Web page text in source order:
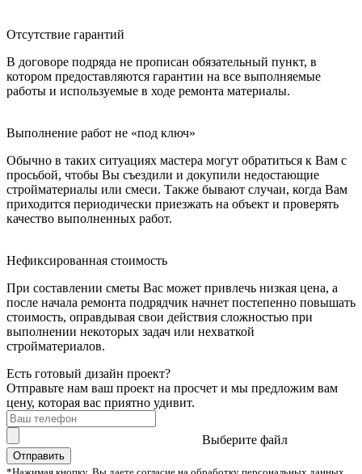
Отсутствие гарантий
В договоре подряда не прописан обязательный пункт, в
котором предоставляются гарантии на все выполняемые
работы и используемые в ходе ремонта материалы.
Выполнение работ не «под ключ»
Обычно в таких ситуациях мастера могут обратиться к Вам с
просьбой, чтобы Вы съездили и докупили недостающие
стройматериалы или смеси. Также бывают случаи, когда Вам
приходится периодически приезжать на объект и проверять
качество выполненных работ.
Нефиксированная стоимость
При составлении сметы Вас может привлечь низкая цена, а
после начала ремонта подрядчик начнет постепенно повышать
стоимость, оправдывая свои действия сложностью при
выполнении некоторых задач или нехваткой
стройматериалов.
Есть готовый дизайн проект?
Отправьте нам ваш проект на просчет и мы предложим вам
цену, которая вас приятно удивит.
Выберите файл
Отправить